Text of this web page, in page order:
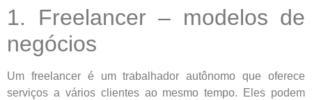
1. Freelancer – modelos de
negócios
Um freelancer é um trabalhador autônomo que oferece
serviços a vários clientes ao mesmo tempo. Eles podem